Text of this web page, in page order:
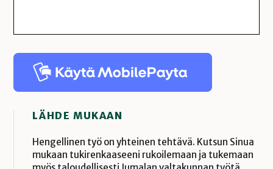
LÄHDE MUKAAN
Hengellinen työ on yhteinen tehtävä. Kutsun Sinua
mukaan tukirenkaaseeni rukoilemaan ja tukemaan